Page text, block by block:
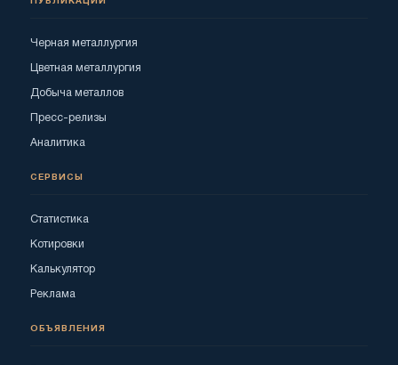
Черная металлургия
Цветная металлургия
Добыча металлов
Пресс-релизы
Аналитика
СЕРВИСЫ
Статистика
Котировки
Калькулятор
Реклама
ОБЪЯВЛЕНИЯ